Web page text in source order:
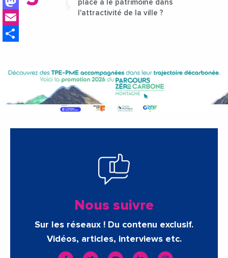
place a le patrimoine dans
l'attractivité de la ville ?
Nous suivre
Sur les réseaux ! Du contenu exclusif.
Vidéos, articles, interviews etc.